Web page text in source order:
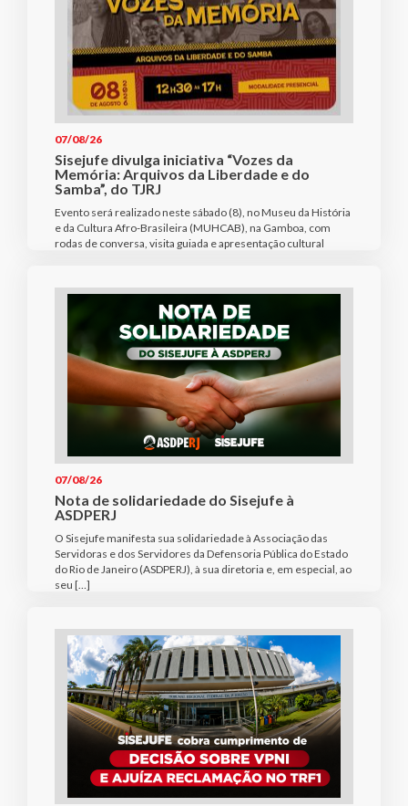
07/08/26
Sisejufe divulga iniciativa “Vozes da
Memória: Arquivos da Liberdade e do
Samba”, do TJRJ
Evento será realizado neste sábado (8), no Museu da História
e da Cultura Afro-Brasileira (MUHCAB), na Gamboa, com
rodas de conversa, visita guiada e apresentação cultural
07/08/26
Nota de solidariedade do Sisejufe à
ASDPERJ
O Sisejufe manifesta sua solidariedade à Associação das
Servidoras e dos Servidores da Defensoria Pública do Estado
do Rio de Janeiro (ASDPERJ), à sua diretoria e, em especial, ao
seu […]